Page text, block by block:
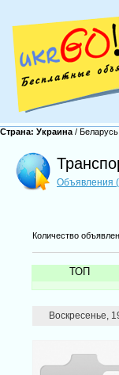
Страна: Украина / Беларусь
Объявления
Количество
ТОП
Воскресенье,